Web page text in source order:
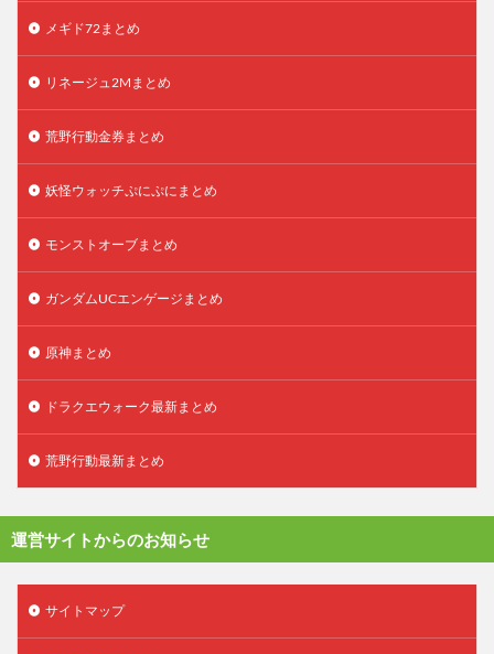
メギド72まとめ
リネージュ2Mまとめ
荒野行動金券まとめ
妖怪ウォッチぷにぷにまとめ
モンストオーブまとめ
ガンダムUCエンゲージまとめ
原神まとめ
ドラクエウォーク最新まとめ
荒野行動最新まとめ
運営サイトからのお知らせ
サイトマップ